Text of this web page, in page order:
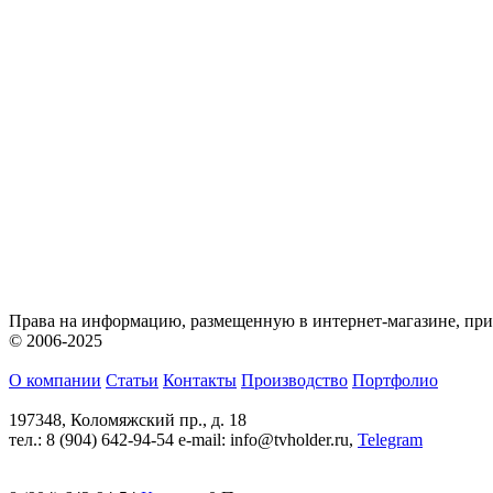
Права на информацию, размещенную в интернет-магазине,
© 2006-2025
О компании Статьи Контакты Производство Портфолио
197348, Коломяжский пр., д. 18
тел.: 8 (904) 642-94-54 e-mail: info@tvholder.ru, Telegram